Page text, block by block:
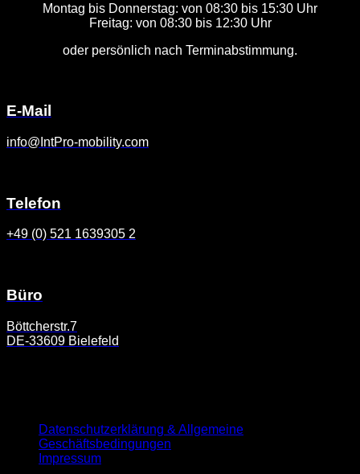
Montag bis Donnerstag: von 08:30 bis 15:30 Uhr
Freitag: von 08:30 bis 12:30 Uhr
oder persönlich nach Terminabstimmung.
E-Mail
info@IntPro-mobility.com
Telefon
+49 (0) 521 1639305 2
Büro
Böttcherstr.7
DE-33609 Bielefeld
Datenschutzerklärung & Allgemeine
Geschäftsbedingungen
Impressum